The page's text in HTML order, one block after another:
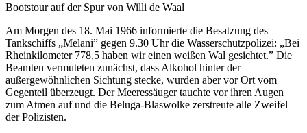
Bootstour auf der Spur von Willi de Waal
Am Morgen des 18. Mai 1966 informierte die Besatzung des
Tankschiffs „Melani” gegen 9.30 Uhr die Wasserschutzpolizei: „Bei
Rheinkilometer 778,5 haben wir einen weißen Wal gesichtet.” Die
Beamten vermuteten zunächst, dass Alkohol hinter der
außergewöhnlichen Sichtung stecke, wurden aber vor Ort vom
Gegenteil überzeugt. Der Meeressäuger tauchte vor ihren Augen
zum Atmen auf und die Beluga-Blaswolke zerstreute alle Zweifel
der Polizisten.